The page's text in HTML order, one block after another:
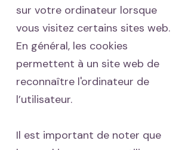
sur votre ordinateur lorsque
vous visitez certains sites web.
En général, les cookies
permettent à un site web de
reconnaître l'ordinateur de
l’utilisateur.
Il est important de noter que